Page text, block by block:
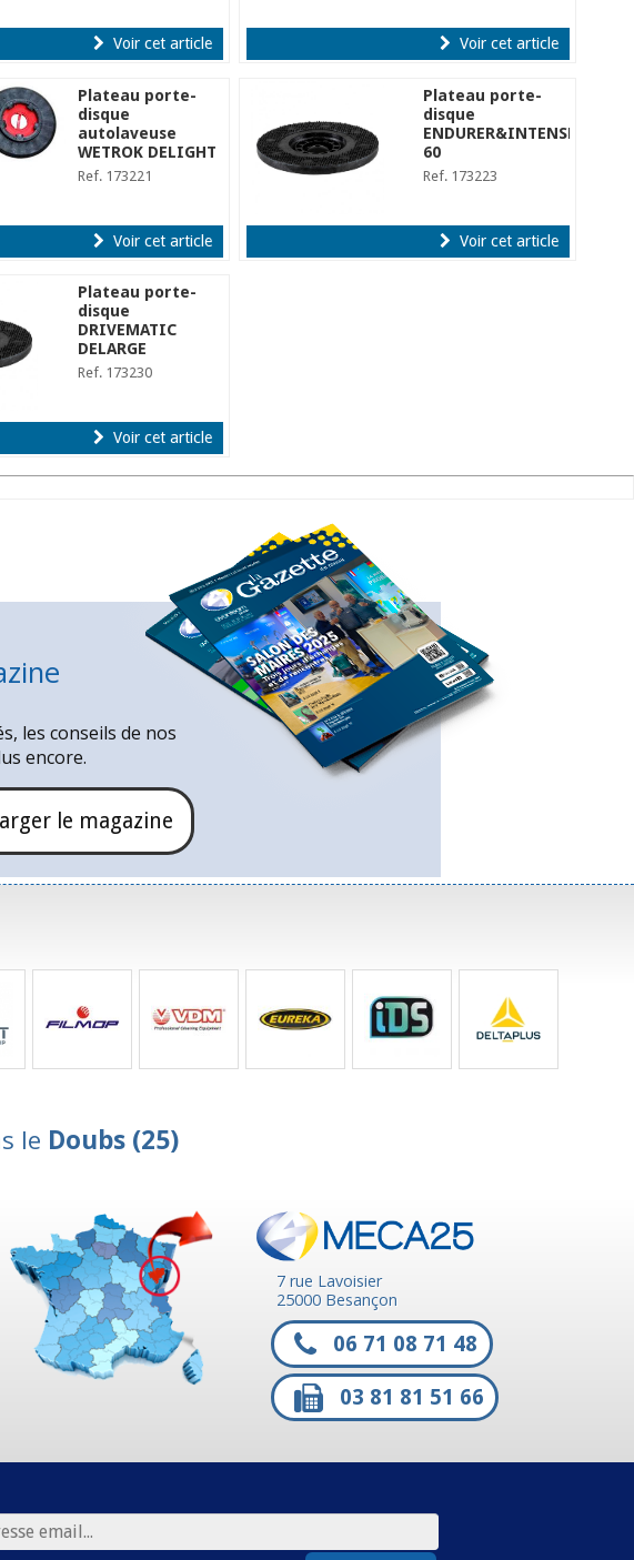
Voir cet article Voir cet article
Plateau porte-
disque
autolaveuse
WETROK DELIGHT
Ref. 173221
Voir cet article
Plateau porte-
disque
ENDURER&INTENSE
60
Ref. 173223
Voir cet article
Plateau porte-
disque
DRIVEMATIC
DELARGE
Ref. 173230
Voir cet article
les conseils de nos
encore.
le magazine
le Doubs (25)
7 rue Lavoisier
25000 Besançon
06 71 08 71 48
03 81 81 51 66